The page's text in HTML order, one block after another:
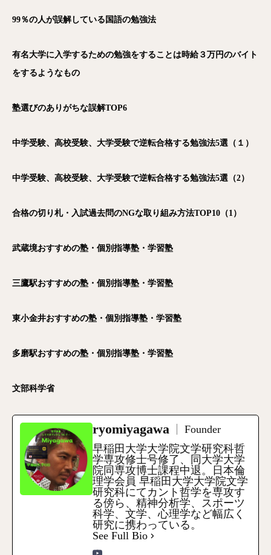
99％の人が誤解している国語の勉強法
有名大学に入学するための勉強をすることは時給３万円のバイト
をするようなもの
塾選びのありがちな誤解TOP6
中学受験、高校受験、大学受験で逆転合格する勉強法5選（１）
中学受験、高校受験、大学受験で逆転合格する勉強法5選（2）
合格の切り札・入試過去問のNGな取り組み方法TOP10（1）
武蔵境おすすめの塾・個別指導塾・学習塾
三鷹駅おすすめの塾・個別指導塾・学習塾
東小金井おすすめの塾・個別指導塾・学習塾
多磨駅おすすめの塾・個別指導塾・学習塾
文部科学省
ryomiyagawa
Founder
早稲田大学大学院文学研究科哲
学専攻修士号修了、同大学大学
院同専攻博士課程中退。日本倫
理学会員 早稲田大学大学院文学
研究科にてカント哲学を専攻す
る傍ら、精神分析学、スポーツ
科学、文学、心理学など幅広く
研究に携わっている。
See Full Bio